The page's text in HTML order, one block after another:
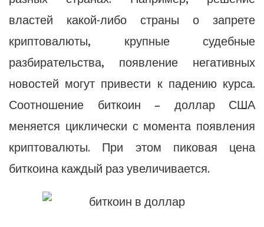
властей какой-либо страны о запрете
криптовалюты, крупные судебные
разбирательства, появление негативных
новостей могут привести к падению курса.
Соотношение биткоин – доллар США
меняется циклически с момента появления
криптовалюты. При этом пиковая цена
биткоина каждый раз увеличивается.